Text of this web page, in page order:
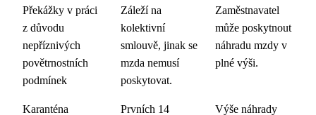
Překážky v práci
z důvodu
nepříznivých
povětrnostních
podmínek
Záleží na
kolektivní
smlouvě, jinak se
mzda nemusí
poskytovat.
Zaměstnavatel
může poskytnout
náhradu mzdy v
plné výši.
Karanténa
Prvních 14
Výše náhrady